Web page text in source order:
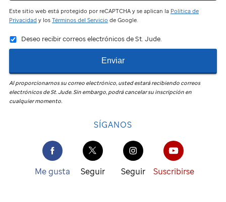
Este sitio web está protegido por reCAPTCHA y se aplican la Política de
Privacidad y los Términos del Servicio de Google.
Deseo recibir correos electrónicos de St. Jude.
Enviar
Al proporcionarnos su correo electrónico, usted estará recibiendo correos
electrónicos deSt. Jude. Sin embargo, podrá cancelar su inscripción en
cualquier momento.
SÍGANOS
Me gusta Seguir Seguir Suscribirse